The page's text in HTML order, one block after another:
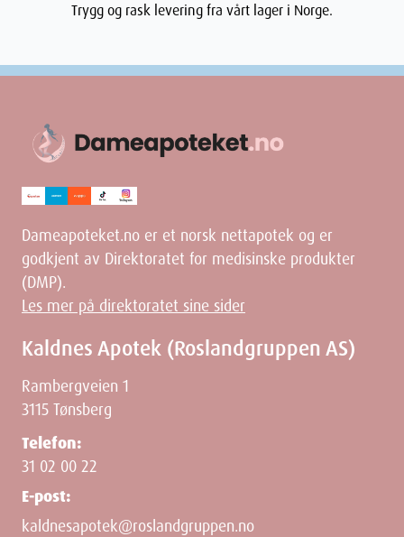
Trygg og rask levering fra vårt lager i Norge.
Dameapoteket.no er et norsk nettapotek og er
godkjent av Direktoratet for medisinske produkter
(DMP).
Les mer på direktoratet sine sider
Kaldnes Apotek (Roslandgruppen AS)
Rambergveien 1
3115 Tønsberg
Telefon:
31 02 00 22
E-post:
kaldnesapotek@roslandgruppen.no